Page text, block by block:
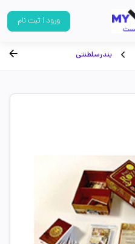
ورود | ثبت نام
بندرسلطنتی